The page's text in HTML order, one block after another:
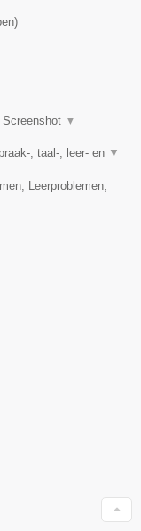
)
Screenshot ▼
, taal-, leer- en ▼
Leerproblemen,